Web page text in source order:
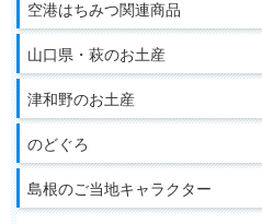
空港はちみつ関連商品
山口県・萩のお土産
津和野のお土産
のどぐろ
島根のご当地キャラクター